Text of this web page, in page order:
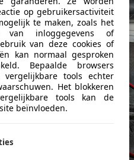
op gebruikersactiviteit
te maken, zoals het
inloggegevens of
van deze cookies of
kan normaal gesproken
Bepaalde browsers
tools echter
Het blokkeren
tools kan de
beïnvloeden.